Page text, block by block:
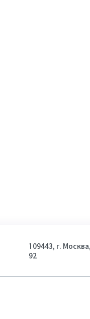
109443, г.
92